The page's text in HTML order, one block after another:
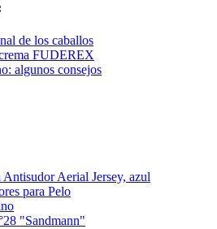
de los caballos
FUDEREX
algunos consejos
Aerial Jersey, azul
para Pelo
"Sandmann"